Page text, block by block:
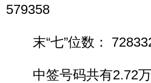
579358
末“七”位数：
中签号码共有2.72万